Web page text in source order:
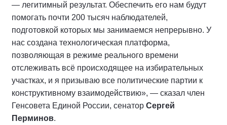
— легитимный результат. Обеспечить его нам будут
помогать почти 200 тысяч наблюдателей,
подготовкой которых мы занимаемся непрерывно. У
нас создана технологическая платформа,
позволяющая в режиме реального времени
отслеживать всё происходящее на избирательных
участках, и я призываю все политические партии к
конструктивному взаимодействию», — сказал член
Генсовета Единой России, сенатор Сергей
Перминов.